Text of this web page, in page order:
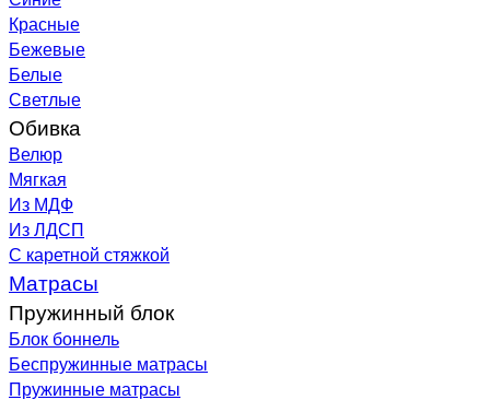
Красные
Бежевые
Белые
Светлые
Обивка
Велюр
Мягкая
Из МДФ
Из ЛДСП
С каретной стяжкой
Матрасы
Пружинный блок
Блок боннель
Беспружинные матрасы
Пружинные матрасы